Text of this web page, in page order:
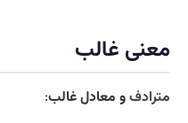
معنی غالب
مترادفو معادل غالب: